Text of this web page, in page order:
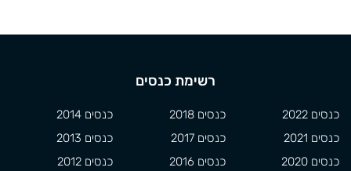
רשימת כנסים
כנסים 2022
כנסים 2021
כנסים 2020
כנסים 2018
כנסים 2017
כנסים 2016
כנסים 2014
כנסים 2013
כנסים 2012